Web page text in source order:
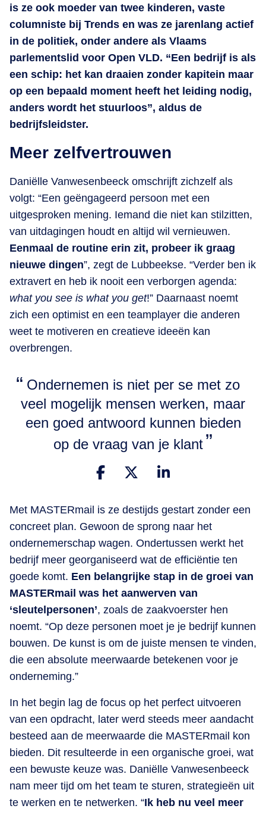
is ze ook moeder van twee kinderen, vaste
columniste bij Trends en was ze jarenlang actief
in de politiek, onder andere als Vlaams
parlementslid voor Open VLD. “Een bedrijf is als
een schip: het kan draaien zonder kapitein maar
op een bepaald moment heeft het leiding nodig,
anders wordt het stuurloos”, aldus de
bedrijfsleidster.
Meer zelfvertrouwen
Daniëlle Vanwesenbeeck omschrijft zichzelf als
volgt: “Een geëngageerd persoon met een
uitgesproken mening. Iemand die niet kan stilzitten,
van uitdagingen houdt en altijd wil vernieuwen.
Eenmaal de routine erin zit, probeer ik graag
nieuwe dingen”, zegt de Lubbeekse. “Verder ben ik
extravert en heb ik nooit een verborgen agenda:
what you see is what you get!” Daarnaast noemt
zich een optimist en een teamplayer die anderen
weet te motiveren en creatieve ideeën kan
overbrengen.
Ondernemen is niet per se met zo
veel mogelijk mensen werken, maar
een goed antwoord kunnen bieden
op de vraag van je klant
Met MASTERmail is ze destijds gestart zonder een
concreet plan. Gewoon de sprong naar het
ondernemerschap wagen. Ondertussen werkt het
bedrijf meer georganiseerd wat de efficiëntie ten
goede komt. Een belangrijke stap in de groei van
MASTERmail was het aanwerven van
‘sleutelpersonen’, zoals de zaakvoerster hen
noemt. “Op deze personen moet je je bedrijf kunnen
bouwen. De kunst is om de juiste mensen te vinden,
die een absolute meerwaarde betekenen voor je
onderneming.”
In het begin lag de focus op het perfect uitvoeren
van een opdracht, later werd steeds meer aandacht
besteed aan de meerwaarde die MASTERmail kon
bieden. Dit resulteerde in een organische groei, wat
een bewuste keuze was. Daniëlle Vanwesenbeeck
nam meer tijd om het team te sturen, strategieën uit
te werken en te netwerken. “Ik heb nu veel meer